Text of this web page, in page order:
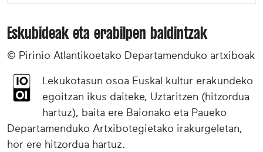
Eskubideak eta erabilpen baldintzak
© Pirinio Atlantikoetako Departamenduko artxiboak
Lekukotasun osoa Euskal kultur erakundeko
egoitzan ikus daiteke, Uztaritzen (hitzordua
hartuz), baita ere Baionako eta Paueko
Departamenduko Artxibotegietako irakurgeletan,
hor ere hitzordua hartuz.